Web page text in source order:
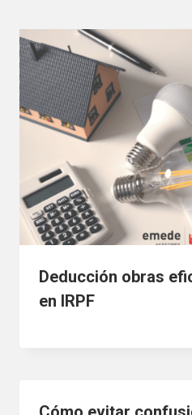
Deducción obras
en IRPF